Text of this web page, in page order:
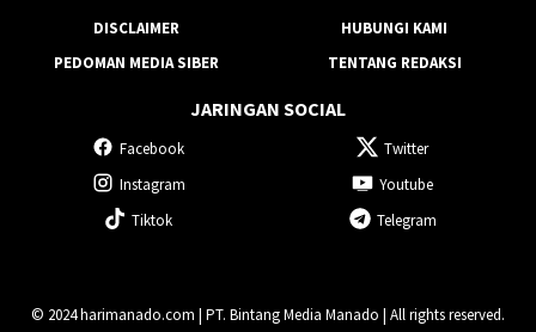
DISCLAIMER
HUBUNGI KAMI
PEDOMAN MEDIA SIBER
TENTANG REDAKSI
JARINGAN SOCIAL
Facebook
Twitter
Instagram
Youtube
Tiktok
Telegram
© 2024 harimanado.com | PT. Bintang Media Manado | All rights reserved.